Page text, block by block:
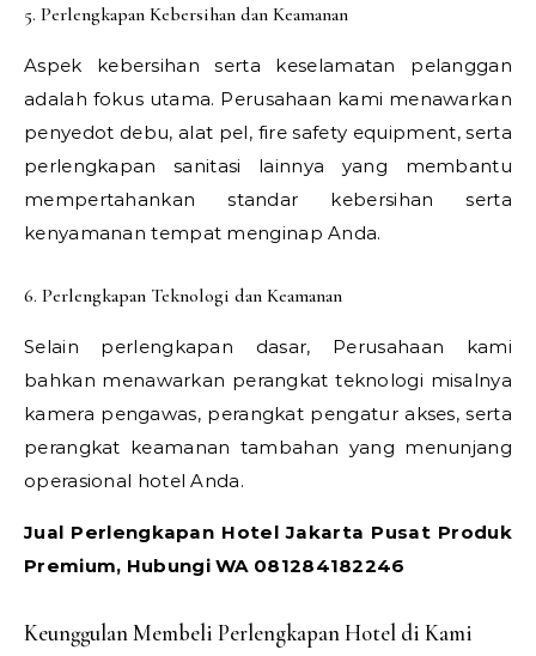
5. Perlengkapan Kebersihan dan Keamanan
Aspek kebersihan serta keselamatan pelanggan
adalah fokus utama. Perusahaan kami menawarkan
penyedot debu, alat pel, fire safety equipment, serta
perlengkapan sanitasi lainnya yang membantu
mempertahankan standar kebersihan serta
kenyamanan tempat menginap Anda.
6. Perlengkapan Teknologi dan Keamanan
Selain perlengkapan dasar, Perusahaan kami
bahkan menawarkan perangkat teknologi misalnya
kamera pengawas, perangkat pengatur akses, serta
perangkat keamanan tambahan yang menunjang
operasional hotel Anda.
Jual Perlengkapan Hotel Jakarta Pusat Produk
Premium, Hubungi WA 081284182246
Keunggulan Membeli Perlengkapan Hotel di Kami